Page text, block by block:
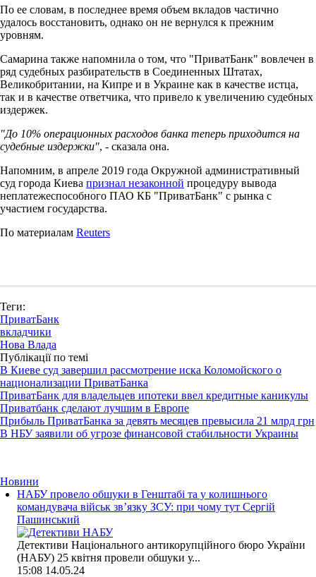
По ее словам, в последнее время объем вкладов частично
удалось восстановить, однако он не вернулся к прежним
уровням.
Самарина также напомнила о том, что "ПриватБанк" вовлечен в
ряд судебных разбирательств в Соединенных Штатах,
Великобритании, на Кипре и в Украине как в качестве истца,
так и в качестве ответчика, что привело к увеличению судебных
издержек.
"До 10% операционных расходов банка теперь приходится на
судебные издержки", - сказала она.
Напомним, в апреле 2019 года Окружной административный
суд города Киева признал незаконной процедуру вывода
неплатежеспособного ПАО КБ "ПриватБанк" с рынка с
участием государства.
По материалам Reuters
Теги:
ПриватБанк
вкладчики
Нова Влада
Публікації по темі
В Киеве суд завершил рассмотрение иска Коломойского о
национализации ПриватБанка
ПриватБанк для владельцев ипотеки ввел кредитные каникулы
Приватбанк сделают лучшим в Европе
Прибыль ПриватБанка за девять месяцев превысила 21 млрд грн
В НБУ заявили об угрозе финансовой стабильности Украины
Новини
НАБУ провело обшуки в Генштабі та у колишнього
командувача військ зв’язку ЗСУ: при чому тут Сергій
Пашинський
Детективи Національного антикорупційного бюро України
(НАБУ) 25 квітня провели обшуки у...
15:08 14.05.24